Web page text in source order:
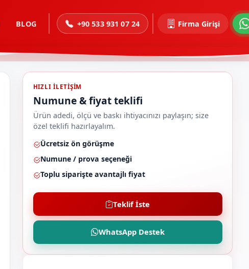
BLOG +90 533 931 07 24 Firma Girişi
HIZLI ILETIŞIM
Numune & fiyat teklifi
Ürün adedi, ölçü ve baskı ihtiyacınızı paylaşın; size
özel teklifi hazırlayalım.
Ücretsiz ön görüşme
Numune / prova seçeneği
Toplu siparişte avantajlı fiyat
Teklif İste
WhatsApp Destek